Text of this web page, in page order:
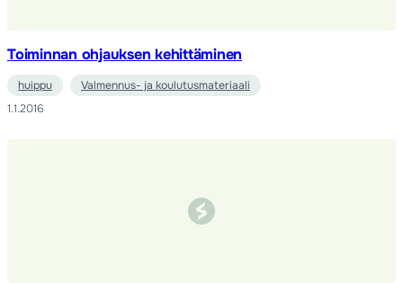
Toiminnan ohjauksen kehittäminen
huippu
Valmennus- ja koulutusmateriaali
1.1.2016